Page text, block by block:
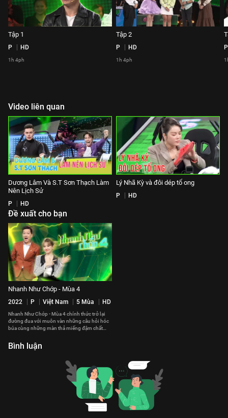
Tập 1
P HD
1h 4ph
Tập 2
P HD
1h 4ph
P
Video liên quan
Dương Lâm Và S.T Sơn Thạch Làm
Nên Lịch Sử
P HD
Lý Nhã Kỳ và đôi dép tổ ong
P HD
Đề xuất cho bạn
Nhanh Như Chớp - Mùa 4
2022 P Việt Nam 5 Mùa HD
Nhanh Như Chớp - Mùa 4 chính thức trở lại
đường đua với muôn vàn những câu hỏi hóc
búa cùng những màn thả miếng đậm chất
Bình luận